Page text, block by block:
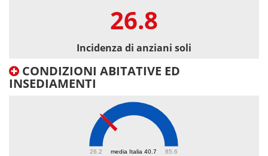
26.8
Incidenza di anziani soli
CONDIZIONI ABITATIVE ED
INSEDIAMENTI
media Italia 40.7
26.2 85.6